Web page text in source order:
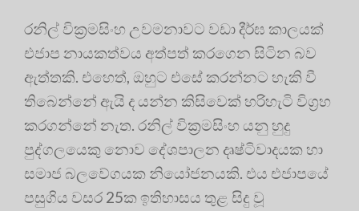
රනිල් වික්‍රමසිංහ උවමනාවට වඩා දීර්ඝ කාලයක්
එජාප නායකත්වය අත්පත් කරගෙන සිටින බව
ඇත්තකි. එහෙත්, ඔහුට එසේ කරන්නට හැකි වී
තිබෙන්නේ ඇයි ද යන්න කිසිවෙක් හරිහැටි විග්‍රහ
කරගන්නේ නැත. රනිල් වික්‍රමසිංහ යනු හුදු
පුද්ගලයෙකු නොව දේශපාලන දෘෂ්ටිවාදයක හා
සමාජ බලවේගයක නියෝජනයකි. එය එජාපයේ
පසුගිය වසර 25ක ඉතිහාසය තුළ සිදු වූ